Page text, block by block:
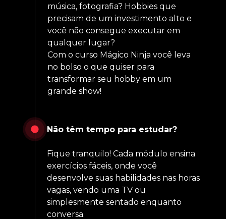
Não têm tempo para estudar?
Fique tranquilo! Cada módulo ensina
exercícios fáceis, onde você
desenvolve suas habilidades nas horas
vagas, vendo uma TV ou
simplesmente sentado enquanto
conversa.
música, fotografia? Hobbies que
precisam de um investimento alto e
você não consegue executar em
qualquer lugar?
Com o curso Mágico Ninja você leva
no bolso o que quiser para
transformar seu hobby em um
grande show!